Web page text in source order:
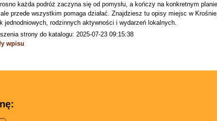
każda podróż zaczyna się od pomysłu, a kończy na konkretnym
przede wszystkim pomaga działać. Znajdziesz tu opisy miejsc w
jednodniowych, rodzinnych aktywności i wydarzeń lokalnych.
strony do katalogu: 2025-07-23 09:15:38
wpisu